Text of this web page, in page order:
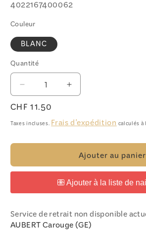
SKU:
4022167400062
Couleur
BLANC
Quantité
Quantité
Réduire
la
quantité
de
Hygiene
LF40
Augmenter
la
de
ThermoScan®
Hygiene
Caps
LF40
Prix
habituel
CHF 11.50
Taxes incluses.Frais d'expéditioncalculés à
Ajouter au panier
Service de retrait non disponible
AUBERT Carouge (GE)